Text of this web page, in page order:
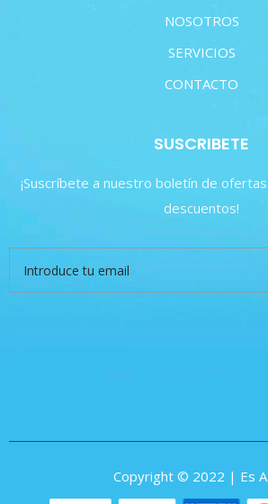
NOSOTROS
SERVICIOS
CONTACTO
SUSCRIBETE
¡Suscríbete a nuestro boletín de
descuentos!
Copyright © 2022 | Es